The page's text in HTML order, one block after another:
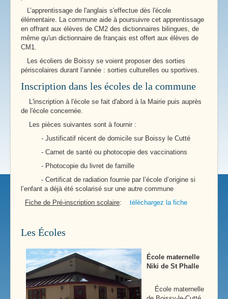
L’apprentissage de l'anglais s'effectue dès l'école
élémentaire. La commune aide à poursuivre cet apprentissage
en offrant aux élèves de CM2 des dictionnaires bilingues, de
même qu'un dictionnaire de français est offert aux élèves de
CM1.
Les écoliers de Boissy se voient proposer des sorties
périscolaires durant l’année : sorties culturelles ou sportives.
Inscription dans les écoles de la commune
L'inscription à l'école se fait d'abord à la Mairie puis auprès
de l'école concernée.
Les pièces suivantes sont à fournir :
- Justificatif récent de domicile sur Boissy le Cutté
- Carnet de santé ou photocopie des vaccinations
- Photocopie du livret de famille
- Certificat de radiation fournie par l’école d’origine si
l’enfant a déjà été scolarisé sur une autre commune
Fiche de Pré-inscription scolaire: téléchargez la fiche
Les Écoles
École maternelle
Niki de St Phalle
École maternelle